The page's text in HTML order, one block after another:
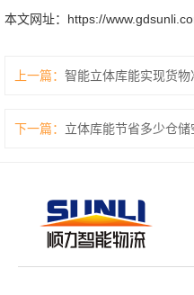
本文网址： https://
上一篇：
下一篇： 立体库能节省多少仓储